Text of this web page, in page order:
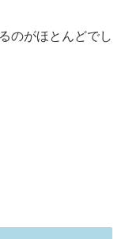
のがほとんどでし